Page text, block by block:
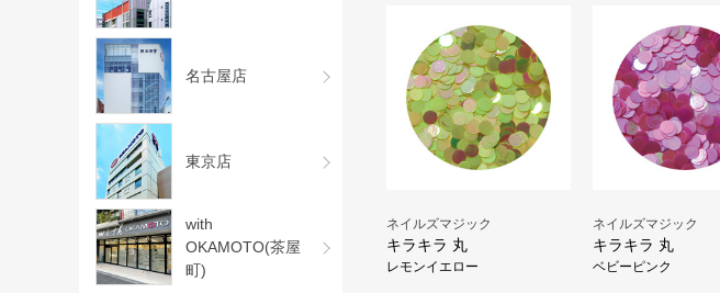
名古屋店
東京店
with
OKAMOTO(茶屋
町)
ネイルズマジック
キラキラ 丸
レモンイエロー
ネイルズマジック
キラキラ 丸
ベビーピンク